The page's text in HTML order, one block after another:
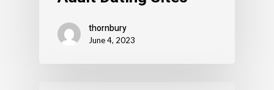
thornbury
June 4, 2023